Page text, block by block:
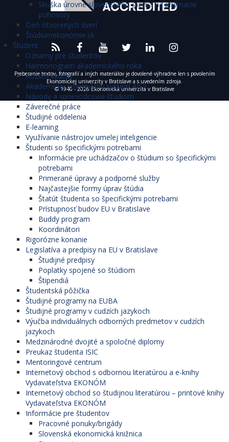
Skúška úrovne slovenského jazyka na prijímacie
pohovory
Deň otvorených dverí
Štúdiumekonómie.sk
Študent
Oznamy pre študentov
Harmonogram akademického roka
Rozvrh výučby
Akademický informačný systém AiS2
Návody a sprievodcovia štúdiom
Záverečné práce
Študijné oddelenia
E-learning
Využívanie nástrojov umelej inteligencie
Študenti so špecifickými potrebami
Informácie pre uchádzačov o štúdium so špecifickými
potrebami
Primerané úpravy a podporné služby
Najčastejšie formy úprav štúdia
Štatút študenta so špecifickými potrebami
Prístupnosť budov EU v Bratislave
Buddy program
Koordinátori
Rigorózne konanie
Legislatíva a predpisy na EU v Bratislave
Študijné predpisy
Poplatky spojené so štúdiom
Štipendiá
Študentská pôžička
Študijné programy na EUBA
Študijné programy v cudzích jazykoch
Výučba individuálnych odborných predmetov v cudzích
jazykoch
Medzinárodné dvojité a spoločné diplomy
Preukaz študenta ISIC
Mentoringové centrum
Internetový obchod s odbornou literatúrou a e-knihy
Vydavateľstva EKONÓM
Internetový obchod so študijnou literatúrou – printové knihy
Vydavateľstva EKONÓM
Informácie pre študentov
Pracovné ponuky/brigády
Slovenská ekonomická knižnica
Preberanie textov, fotografií a iných materiálov je dovolené výhradne len s povolením
Ekonomickej univerzity v Bratislave a s uvedením zdroja.
© 1940 - 2026 Ekonomická univerzita v Bratislave